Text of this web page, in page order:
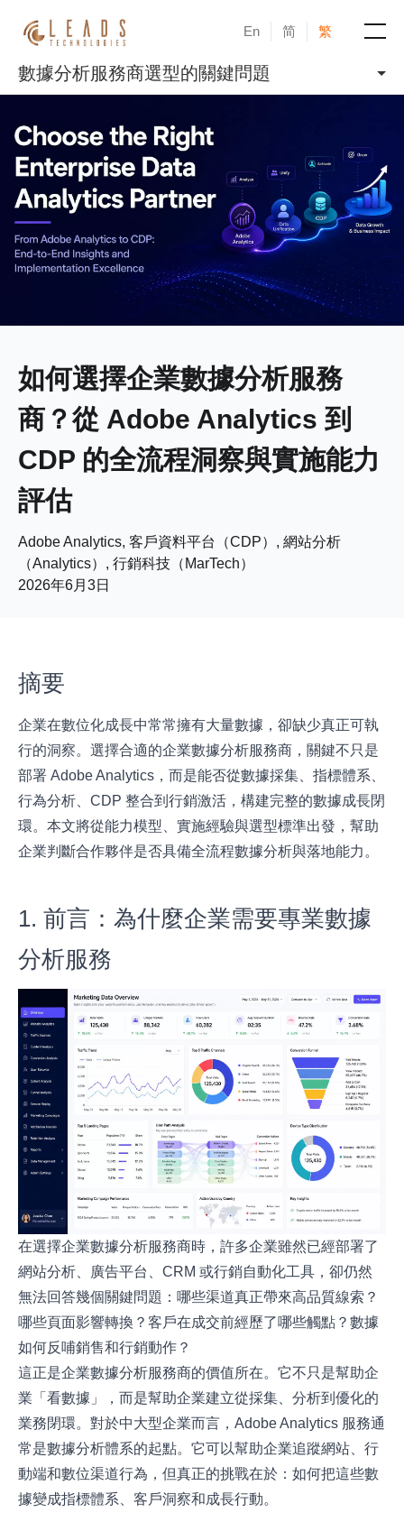
En 简 繁
產品
服務
成功案例
新聞與活動
如何選擇企業數據分析服務
商？從 Adobe Analytics 到
CDP 的全流程洞察與實施能力
評估
Adobe Analytics, 客戶資料平台（CDP）, 網站分析
（Analytics）, 行銷科技（MarTech）
2026年6月3日
數據分析服務商選型的關鍵問題
摘要
企業在數位化成長中常常擁有大量數據，卻缺少真正可執
行的洞察。選擇合適的企業數據分析服務商，關鍵不只是
部署 Adobe Analytics，而是能否從數據採集、指標體系、
行為分析、CDP 整合到行銷激活，構建完整的數據成長閉
環。本文將從能力模型、實施經驗與選型標準出發，幫助
企業判斷合作夥伴是否具備全流程數據分析與落地能力。
1. 前言：為什麼企業需要專業數據
分析服務
在選擇企業數據分析服務商時，許多企業雖然已經部署了
網站分析、廣告平台、CRM 或行銷自動化工具，卻仍然
無法回答幾個關鍵問題：哪些渠道真正帶來高品質線索？
哪些頁面影響轉換？客戶在成交前經歷了哪些觸點？數據
如何反哺銷售和行銷動作？
這正是企業數據分析服務商的價值所在。它不只是幫助企
業「看數據」，而是幫助企業建立從採集、分析到優化的
業務閉環。對於中大型企業而言，Adobe Analytics 服務通
常是數據分析體系的起點。它可以幫助企業追蹤網站、行
動端和數位渠道行為，但真正的挑戰在於：如何把這些數
據變成指標體系、客戶洞察和成長行動。